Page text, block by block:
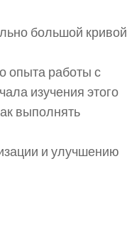
большой кривой
опыта работы с
изучения этого
выполнять
и улучшению